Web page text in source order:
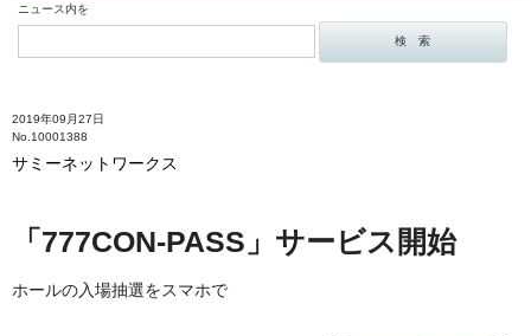
ニュース内を
2019年09月27日
No.10001388
サミーネットワークス
「777CON-PASS」サービス開始
ホールの入場抽選をスマホで